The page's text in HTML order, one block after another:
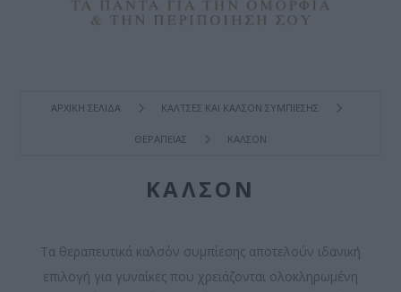
ΑΡΧΙΚΉ ΣΕΛΊΔΑ ΚΑΛΤΣΕΣ ΚΑΙ ΚΑΛΣΟΝ ΣΥΜΠΙΕΣΗΣ
ΘΕΡΑΠΕΙΑΣ ΚΑΛΣΟΝ
ΚΑΛΣΟΝ
Τα θεραπευτικά καλσόν συμπίεσης αποτελούν ιδανική
επιλογή για γυναίκες που χρειάζονται ολοκληρωμένη